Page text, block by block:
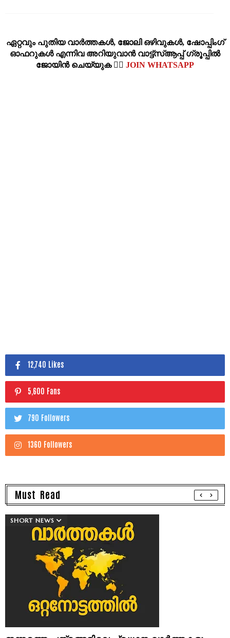
ഏറ്റവും പുതിയ വാര്‍ത്തകള്‍, ജോലി ഒഴിവുകള്‍, ഷോപ്പിംഗ്‌
ഓഫറുകള്‍ എന്നിവ അറിയുവാന്‍ വാട്ട്സ്ആപ്പ് ഗ്രൂപ്പില്‍
ജോയിന്‍ ചെയ്യുക 👉🏽 JOIN WHATSAPP
12,740 Likes
5,600 Fans
790 Followers
1360 Followers
Must Read
SHORT NEWS